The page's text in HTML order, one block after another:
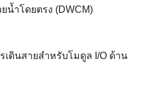
น้ำโดยตรง (DWCM)
ดินสายสำหรับโมดูล I/O ด้าน